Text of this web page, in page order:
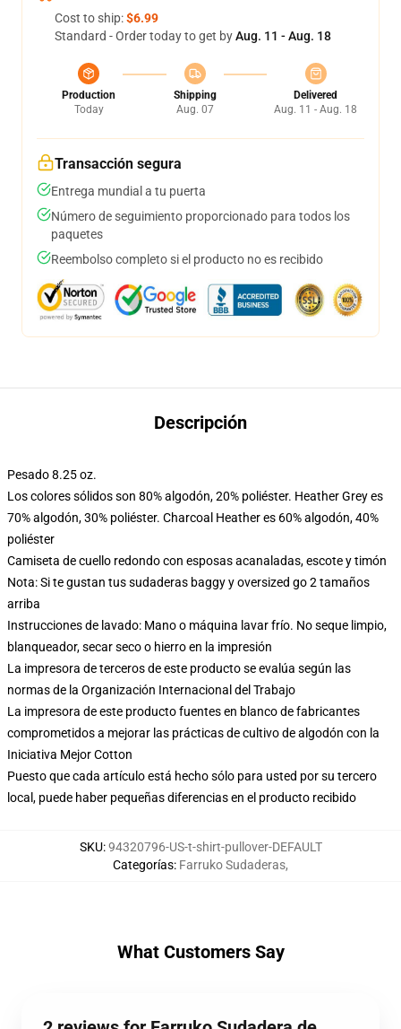
Cost to ship:$6.99
Standard - Order today to get byAug. 11 - Aug. 18
Production
Today
Shipping
Aug. 07
Delivered
Aug. 11 - Aug. 18
Transacción segura
Entrega mundial a tu puerta
Número de seguimiento proporcionado para todos los
paquetes
Reembolso completo si el producto no es recibido
Descripción
Pesado 8.25 oz.
Los colores sólidos son 80% algodón, 20% poliéster. Heather Grey es
70% algodón, 30% poliéster. Charcoal Heather es 60% algodón, 40%
poliéster
Camiseta de cuello redondo con esposas acanaladas, escote y timón
Nota: Si te gustan tus sudaderas baggy y oversized go 2 tamaños
arriba
Instrucciones de lavado: Mano o máquina lavar frío. No seque limpio,
blanqueador, secar seco o hierro en la impresión
La impresora de terceros de este producto se evalúa según las
normas de la Organización Internacional del Trabajo
La impresora de este producto fuentes en blanco de fabricantes
comprometidos a mejorar las prácticas de cultivo de algodón con la
Iniciativa Mejor Cotton
Puesto que cada artículo está hecho sólo para usted por su tercero
local, puede haber pequeñas diferencias en el producto recibido
SKU:94320796-US-t-shirt-pullover-DEFAULT
Categorías: Farruko Sudaderas,
What Customers Say